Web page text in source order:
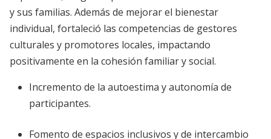
y sus familias. Además de mejorar el bienestar
individual, fortaleció las competencias de gestores
culturales y promotores locales, impactando
positivamente en la cohesión familiar y social.
Incremento de la autoestima y autonomía de
participantes.
Fomento de espacios inclusivos y de intercambio